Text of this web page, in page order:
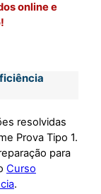
online e
resolvidas
Prova Tipo 1.
para
Curso
.